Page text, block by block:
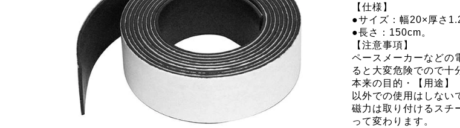
【仕様】
●サイズ：幅20×厚さ
●長さ：150cm。
【注意事項】
ペースメーカーなどの
ると大変危険でので十
本来の目的・【用途】
以外での使用はしない
磁力は取り付けるスチ
って変わります。